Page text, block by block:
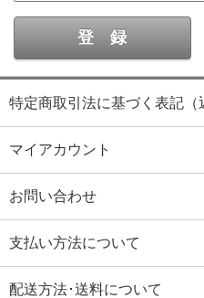
特定商取引法に基づく表記（
マイアカウント
お問い合わせ
支払い方法について
配送方法･送料について